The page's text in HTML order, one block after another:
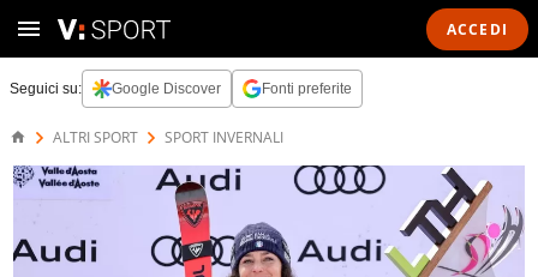
ACCEDI
Seguici su: Google Discover Fonti preferite
ALTRI SPORT SPORT INVERNALI